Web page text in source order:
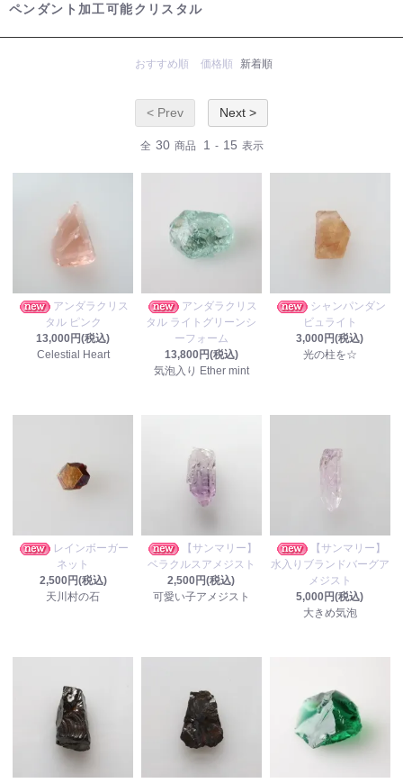
ペンダント加工可能クリスタル
おすすめ順 価格順 新着順
< Prev Next >
全 30 商品 1 - 15 表示
アンダラクリス
タル ピンク
13,000円(税込)
Celestial Heart
アンダラクリス
タル ライトグリーンシ
ーフォーム
13,800円(税込)
気泡入り Ether mint
シャンパンダン
ビュライト
3,000円(税込)
光の柱を☆
レインボーガー
ネット
2,500円(税込)
天川村の石
【サンマリー】
ベラクルスアメジスト
2,500円(税込)
可愛い子アメジスト
【サンマリー】
水入りブランドバーグア
メジスト
5,000円(税込)
大きめ気泡